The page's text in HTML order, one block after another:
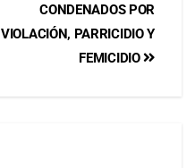
CONDENADOS POR
VIOLACIÓN, PARRICIDIO Y
FEMICIDIO